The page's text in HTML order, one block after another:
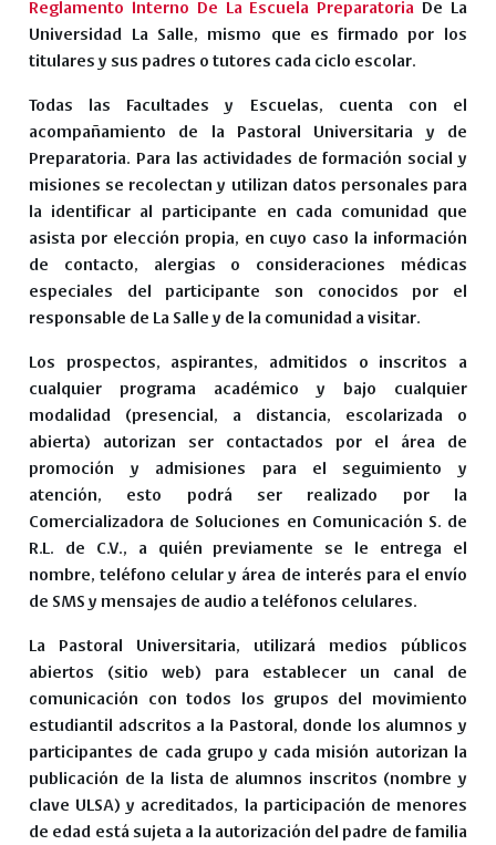
Reglamento Interno De La Escuela Preparatoria De La
Universidad La Salle, mismo que es firmado por los
titulares y sus padres o tutores cada ciclo escolar.
Todas las Facultades y Escuelas, cuenta con el
acompañamiento de la Pastoral Universitaria y de
Preparatoria. Para las actividades de formación social y
misiones se recolectan y utilizan datos personales para
la identificar al participante en cada comunidad que
asista por elección propia, en cuyo caso la información
de contacto, alergias o consideraciones médicas
especiales del participante son conocidos por el
responsable de La Salle y de la comunidad a visitar.
Los prospectos, aspirantes, admitidos o inscritos a
cualquier programa académico y bajo cualquier
modalidad (presencial, a distancia, escolarizada o
abierta) autorizan ser contactados por el área de
promoción y admisiones para el seguimiento y
atención, esto podrá ser realizado por la
Comercializadora de Soluciones en Comunicación S. de
R.L. de C.V., a quién previamente se le entrega el
nombre, teléfono celular y área de interés para el envío
de SMS y mensajes de audio a teléfonos celulares.
La Pastoral Universitaria, utilizará medios públicos
abiertos (sitio web) para establecer un canal de
comunicación con todos los grupos del movimiento
estudiantil adscritos a la Pastoral, donde los alumnos y
participantes de cada grupo y cada misión autorizan la
publicación de la lista de alumnos inscritos (nombre y
clave ULSA) y acreditados, la participación de menores
de edad está sujeta a la autorización del padre de familia